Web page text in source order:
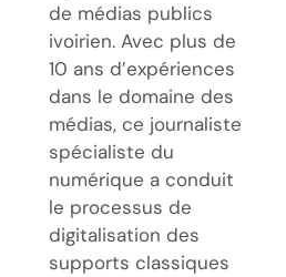
de médias publics
ivoirien. Avec plus de
10 ans d’expériences
dans le domaine des
médias, ce journaliste
spécialiste du
numérique a conduit
le processus de
digitalisation des
supports classiques